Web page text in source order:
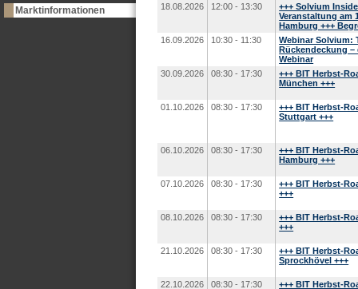
Marktinformationen
18.08.2026
12:00 - 13:30
+++ Solvium
Veranstaltung am
Hamburg +++
16.09.2026
10:30 - 11:30
Webinar Solvium:
Rückendeckung –
Webinar
30.09.2026
08:30 - 17:30
+++ BIT Herbst-
München +++
01.10.2026 08:30 - 17:30
+++ BIT Herbst-
Stuttgart +++
06.10.2026 08:30 - 17:30
+++ BIT Herbst-
Hamburg +++
07.10.2026 08:30 - 17:30
+++ BIT Herbst-
+++
08.10.2026 08:30 - 17:30
+++ BIT Herbst-
+++
21.10.2026 08:30 - 17:30
+++ BIT Herbst-
Sprockhövel +++
22.10.2026 08:30 - 17:30
+++ BIT Herbst-